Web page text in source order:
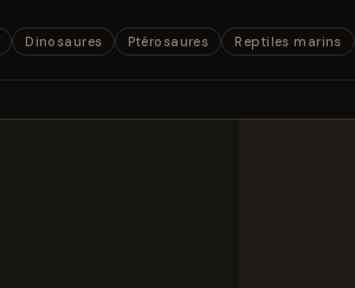
Dinosaures Ptérosaures Reptiles marins